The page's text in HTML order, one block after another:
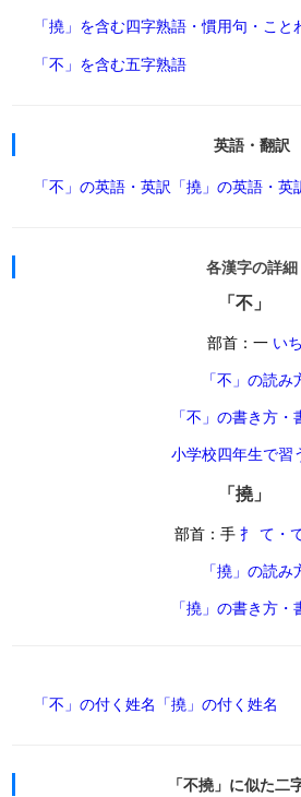
「撓」を含む四字熟語・慣用句・こと
「不」を含む五字熟語
英語・翻訳
「不」の英語・英訳 「撓」の英語・英
各漢字の詳細
「不」
部首：一 いち
「不」の読み
「不」の書き方・
小学校四年生で習
「撓」
部首：手 扌 て・
「撓」の読み
「撓」の書き方・
「不」の付く姓名 「撓」の付く姓名
「不撓」に似た二